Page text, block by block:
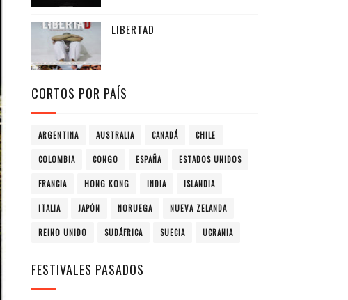
LIBERTAD
CORTOS POR PAÍS
ARGENTINA AUSTRALIA CANADÁ CHILE
COLOMBIA CONGO ESPAÑA ESTADOS UNIDOS
FRANCIA HONG KONG INDIA ISLANDIA
ITALIA JAPÓN NORUEGA NUEVA ZELANDA
REINO UNIDO SUDÁFRICA SUECIA UCRANIA
FESTIVALES PASADOS